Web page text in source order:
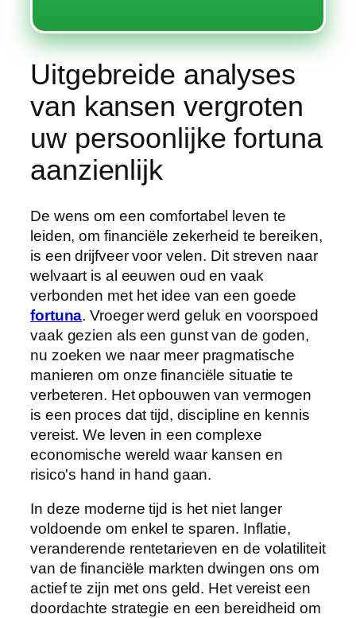
Uitgebreide analyses
van kansen vergroten
uw persoonlijke fortuna
aanzienlijk
De wens om een comfortabel leven te
leiden, om financiële zekerheid te bereiken,
is een drijfveer voor velen. Dit streven naar
welvaart is al eeuwen oud en vaak
verbonden met het idee van een goede
fortuna. Vroeger werd geluk en voorspoed
vaak gezien als een gunst van de goden,
nu zoeken we naar meer pragmatische
manieren om onze financiële situatie te
verbeteren. Het opbouwen van vermogen
is een proces dat tijd, discipline en kennis
vereist. We leven in een complexe
economische wereld waar kansen en
risico's hand in hand gaan.
In deze moderne tijd is het niet langer
voldoende om enkel te sparen. Inflatie,
veranderende rentetarieven en de volatiliteit
van de financiële markten dwingen ons om
actief te zijn met ons geld. Het vereist een
doordachte strategie en een bereidheid om